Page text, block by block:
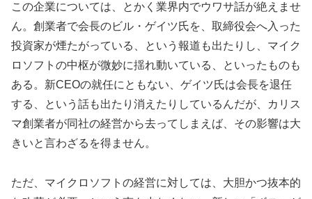
この企業については、とかく業界内でウワサ話が絶えませ
ん。創業者で会長のビル・ゲイツ氏を、取締役会へ入った
投資家が煙たがっている、という報道も出たりし、マイク
ロソフトの中枢が微妙に揺れ動いている、といったものも
ある。新CEOの就任にともない、ゲイツ氏は会長を退任
する、という話も出たり消えたりしているんだが、カリス
マ創業者が同社の経営から去ってしまえば、その影響は大
きいと言わざるを得ません。
ただ、マイクロソフトの経営に対しては、大胆かつ抜本的